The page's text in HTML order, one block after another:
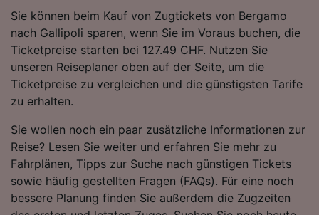
Sie können beim Kauf von Zugtickets von Bergamo
nach Gallipoli sparen, wenn Sie im Voraus buchen, die
Ticketpreise starten bei 127.49 CHF. Nutzen Sie
unseren Reiseplaner oben auf der Seite, um die
Ticketpreise zu vergleichen und die günstigsten Tarife
zu erhalten.
Sie wollen noch ein paar zusätzliche Informationen zur
Reise? Lesen Sie weiter und erfahren Sie mehr zu
Fahrplänen, Tipps zur Suche nach günstigen Tickets
sowie häufig gestellten Fragen (FAQs). Für eine noch
bessere Planung finden Sie außerdem die Zugzeiten